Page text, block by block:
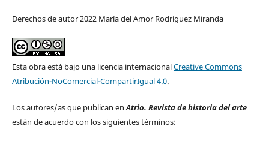
Derechos de autor 2022 María del Amor Rodríguez Miranda
Esta obra está bajo una licencia internacionalCreative Commons
Atribución-NoComercial-CompartirIgual 4.0.
Los autores/as que publican enAtrio. Revista de historia del arte
están de acuerdo con los siguientes términos: